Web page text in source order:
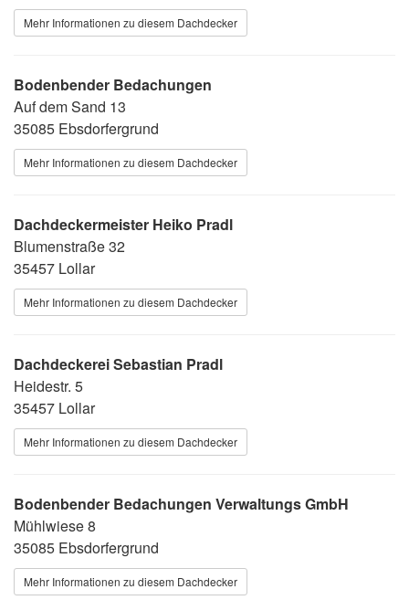
Mehr Informationen zu diesem Dachdecker
Bodenbender Bedachungen
Auf dem Sand 13
35085 Ebsdorfergrund
Mehr Informationen zu diesem Dachdecker
Dachdeckermeister Heiko Pradl
Blumenstraße 32
35457 Lollar
Mehr Informationen zu diesem Dachdecker
Dachdeckerei Sebastian Pradl
Heidestr. 5
35457 Lollar
Mehr Informationen zu diesem Dachdecker
Bodenbender Bedachungen Verwaltungs GmbH
Mühlwiese 8
35085 Ebsdorfergrund
Mehr Informationen zu diesem Dachdecker